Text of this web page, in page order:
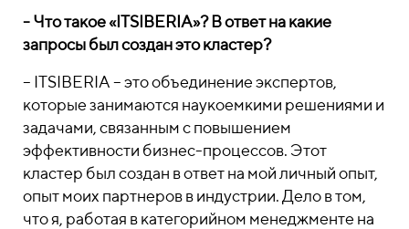
-Что такое «ITSIBERIA»? В ответ на какие
запросы был создан это кластер?
– ITSIBERIA – это объединение экспертов,
которые занимаются наукоемкими решениями и
задачами, связанным с повышением
эффективности бизнес-процессов. Этот
кластер был создан в ответ на мой личный опыт,
опыт моих партнеров в индустрии. Дело в том,
что я, работая в категорийном менеджменте на